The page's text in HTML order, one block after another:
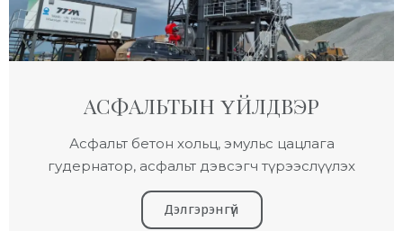
АСФАЛЬТЫН ҮЙЛДВЭР
Асфальт бетон хольц, эмульс цацлага
гудернатор, асфальт дэвсэгч түрээслүүлэх
Дэлгэрэнгүй